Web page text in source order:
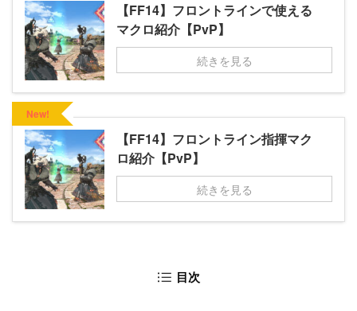
【FF14】フロントラインで使える
マクロ紹介【PvP】
続きを見る
New!
【FF14】フロントライン指揮マク
ロ紹介【PvP】
続きを見る
目次